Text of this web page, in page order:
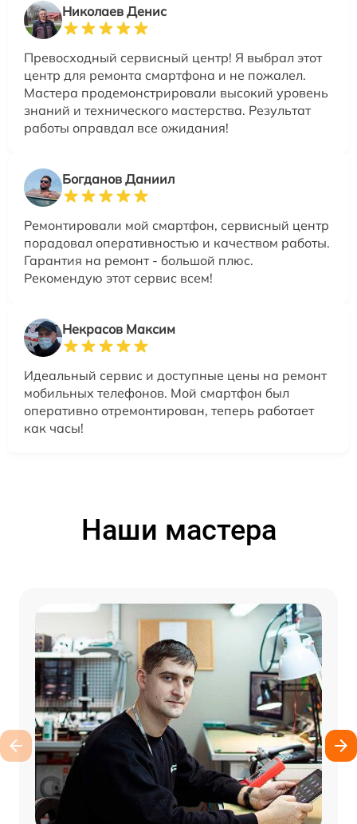
Николаев Денис
Превосходный сервисный центр! Я выбрал этот
центр для ремонта смартфона и не пожалел.
Мастера продемонстрировали высокий уровень
знаний и технического мастерства. Результат
работы оправдал все ожидания!
Богданов Даниил
Ремонтировали мой смартфон, сервисный центр
порадовал оперативностью и качеством работы.
Гарантия на ремонт - большой плюс.
Рекомендую этот сервис всем!
Некрасов Максим
Идеальный сервис и доступные цены на ремонт
мобильных телефонов. Мой смартфон был
оперативно отремонтирован, теперь работает
как часы!
Наши мастера